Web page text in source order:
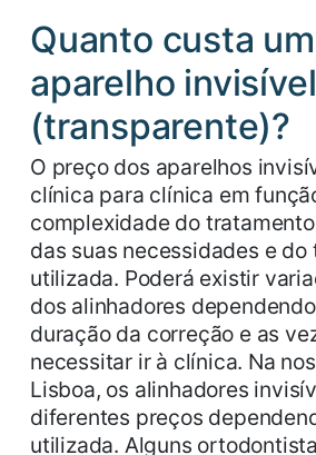
Quanto custa um
aparelho invisível
(transparente)?
O preço dos aparelhos
clínica para clínica em
complexidade do
das suas necessidades e
utilizada. Poderá existir
dos alinhadores
duração da correção e as
necessitar ir à clínica. Na
Lisboa, os alinhadores
diferentes preços
utilizada. Alguns